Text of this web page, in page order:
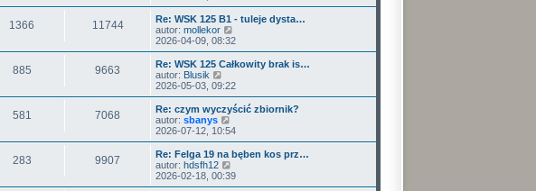
s
s
z
y
p
s
a
j
z
s
ś
w
n
n
o
z
y
s
1366 11744
Re: WSK 125 B1 - tuleje dysta…
autor: mollekor
y
ś
w
e
l
n
a
j
o
s
2026-04-09, 08:32
885 9663
Re: WSK 125 Całkowity brak is…
autor: Blusik
y
ś
w
i
e
n
a
j
2026-05-03, 09:22
581 7068
Re: czym wyczyścić zbiornik?
autor: sbanys
y
ś
w
e
2026-07-12, 10:54
283 9907
Re: Felga 19 na bęben kos prz…
autor: hdsfh12
y
ś
2026-02-18, 00:39